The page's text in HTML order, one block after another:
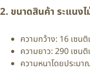
2. ขนาดสินค้า ระแนง
ความกว้าง: 16 เซนติ
ความยาว: 290 เซนติ
ความหนาโดยประมา